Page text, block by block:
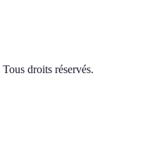
Tous droits réservés.